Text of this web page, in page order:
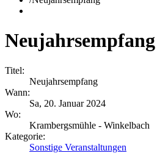
Neujahrsempfang
Titel:
Neujahrsempfang
Wann:
Sa, 20. Januar 2024
Wo:
Krambergsmühle - Winkelbach
Kategorie:
Sonstige Veranstaltungen